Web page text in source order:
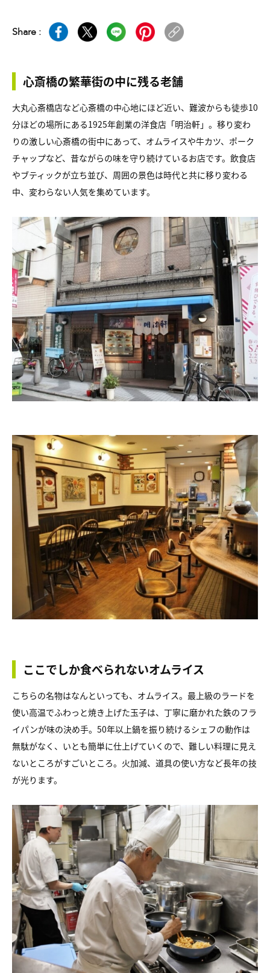
Share :
心斎橋の繁華街の中に残る老舗
大丸心斎橋店など心斎橋の中心地にほど近い、難波からも徒歩10
分ほどの場所にある1925年創業の洋食店「明治軒」。移り変わ
りの激しい心斎橋の街中にあって、オムライスや牛カツ、ポーク
チャップなど、昔ながらの味を守り続けているお店です。飲食店
やブティックが立ち並び、周囲の景色は時代と共に移り変わる
中、変わらない人気を集めています。
ここでしか食べられないオムライス
こちらの名物はなんといっても、オムライス。最上級のラードを
使い高温でふわっと焼き上げた玉子は、丁寧に磨かれた鉄のフラ
イパンが味の決め手。50年以上鍋を振り続けるシェフの動作は
無駄がなく、いとも簡単に仕上げていくので、難しい料理に見え
ないところがすごいところ。火加減、道具の使い方など長年の技
が光ります。